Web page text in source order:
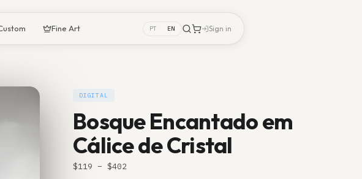
Fine Art PT EN Sign in
DIGITAL
Bosque Encantado em
Cálice de Cristal
$119 – $402